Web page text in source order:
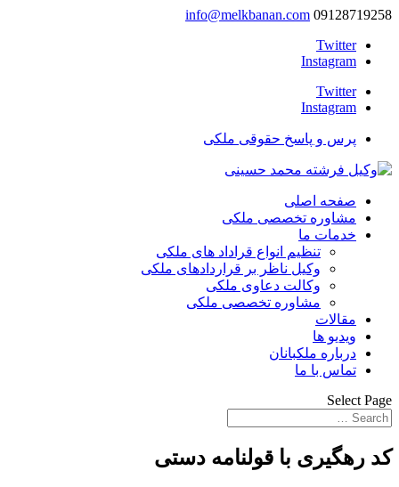
09128719258
info@melkbanan.com
Twitter
Instagram
Twitter
Instagram
پرس و پاسخ حقوقی ملکی
صفحه اصلی
مشاوره تخصصی ملکی
خدمات ما
تنظیم انواع قراداد های ملکی
وکیل ناظر بر قراردادهای ملکی
وکالت دعاوی ملکی
مشاوره تخصصی ملکی
مقالات
ویدیو ها
درباره ملکبانان
تماس با ما
Select Page
کد رهگیری با قولنامه دستی